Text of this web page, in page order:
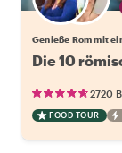
Genieße Rom mit
Die 10
2720
FOOD TOUR